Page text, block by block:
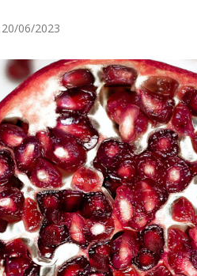
20/06/2023